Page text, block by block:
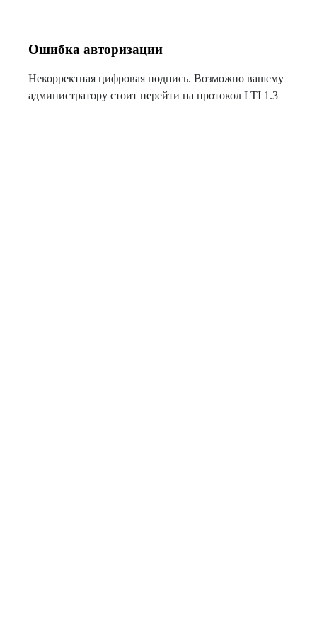
Ошибка авторизации
Некорректная цифровая подпись. Возможно вашему
администратору стоит перейти на протокол LTI 1.3